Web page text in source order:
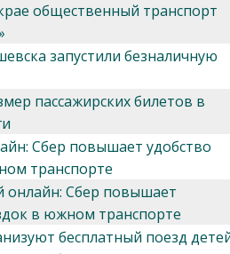
общественный транспорт
запустили безналичную
пассажирских билетов в
Сбер повышает удобство
транспорте
онлайн: Сбер повышает
в южном транспорте
бесплатный поезд